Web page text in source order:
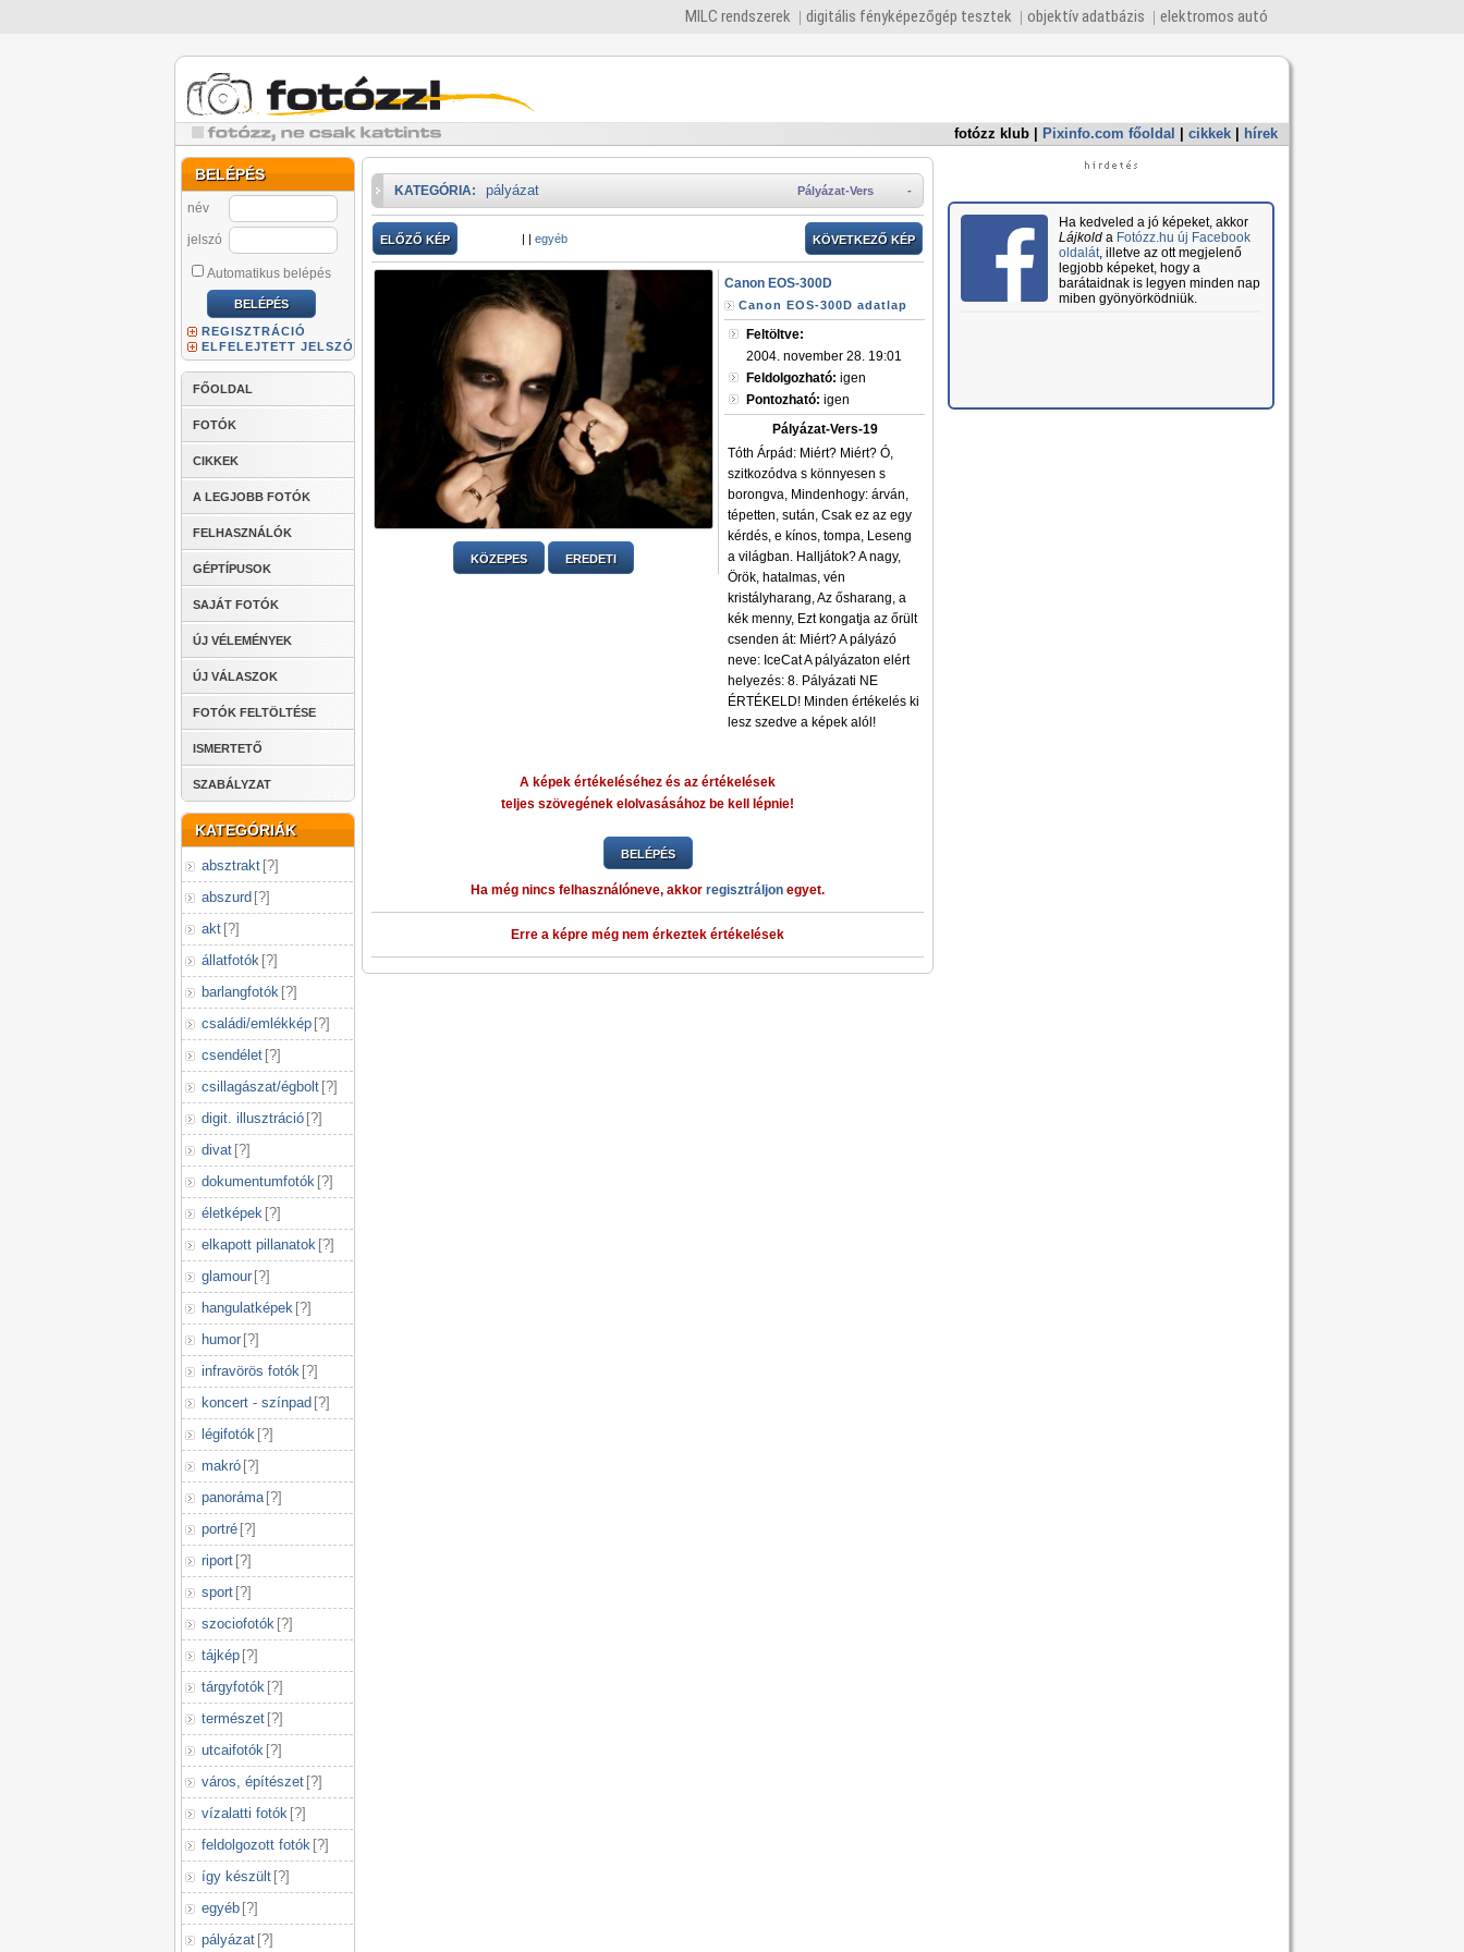
MILC rendszerek digitális fényképezőgép tesztek objektív adatbázis elektromos autó
fotózz klub Pixinfo.com főoldal cikkek hírek
BELÉPÉS
név
jelszó
Automatikus belépés
REGISZTRÁCIÓ
ELFELEJTETT JELSZÓ
FŐOLDAL
FOTÓK
CIKKEK
A LEGJOBB FOTÓK
FELHASZNÁLÓK
GÉPTÍPUSOK
SAJÁT FOTÓK
ÚJ VÉLEMÉNYEK
ÚJ VÁLASZOK
FOTÓK FELTÖLTÉSE
ISMERTETŐ
SZABÁLYZAT
KATEGÓRIÁK
absztrakt [?]
abszurd [?]
akt [?]
állatfotók [?]
barlangfotók [?]
családi/emlékkép [?]
csendélet [?]
csillagászat/égbolt [?]
digit. illusztráció [?]
divat [?]
dokumentumfotók [?]
életképek [?]
elkapott pillanatok [?]
glamour [?]
hangulatképek [?]
humor [?]
infravörös fotók [?]
koncert - színpad [?]
légifotók [?]
makró [?]
panoráma [?]
portré [?]
riport [?]
sport [?]
szociofotók [?]
tájkép [?]
tárgyfotók [?]
természet [?]
utcaifotók [?]
város, építészet [?]
vízalatti fotók [?]
feldolgozott fotók [?]
így készült [?]
egyéb [?]
pályázat [?]
-
Pályázat-Vers
KATEGÓRIA: pályázat
ELŐZŐ KÉP | | egyéb KÖVETKEZŐ KÉP
KÖZEPES EREDETI
Canon EOS-300D
Canon EOS-300D adatlap
Feltöltve:
2004. november 28. 19:01
Feldolgozható: igen
Pontozható: igen
Pályázat-Vers-19
Tóth Árpád: Miért? Miért? Ó,
szitkozódva s könnyesen s
borongva, Mindenhogy: árván,
tépetten, sután, Csak ez az egy
kérdés, e kínos, tompa, Leseng
a világban. Halljátok? A nagy,
Örök, hatalmas, vén
kristályharang, Az ősharang, a
kék menny, Ezt kongatja az őrült
csenden át: Miért? A pályázó
neve: IceCat A pályázaton elért
helyezés: 8. Pályázati NE
ÉRTÉKELD! Minden értékelés ki
lesz szedve a képek alól!
A képek értékeléséhez és az értékelések
teljes szövegének elolvasásához be kell lépnie!
BELÉPÉS
Ha még nincs felhasználóneve, akkor regisztráljon egyet.
Erre a képre még nem érkeztek értékelések
Ha kedveled a jó képeket, akkor
Lájkolda Fotózz.hu új Facebook
oldalát, illetve az ott megjelenő
legjobb képeket, hogy a
barátaidnak is legyen minden nap
miben gyönyörködniük.